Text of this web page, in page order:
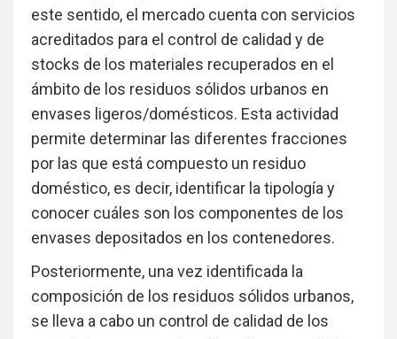
este sentido, el mercado cuenta con servicios
acreditados para el control de calidad y de
stocks de los materiales recuperados en el
ámbito de los residuos sólidos urbanos en
envases ligeros/domésticos. Esta actividad
permite determinar las diferentes fracciones
por las que está compuesto un residuo
doméstico, es decir, identificar la tipología y
conocer cuáles son los componentes de los
envases depositados en los contenedores.
Posteriormente, una vez identificada la
composición de los residuos sólidos urbanos,
se lleva a cabo un control de calidad de los